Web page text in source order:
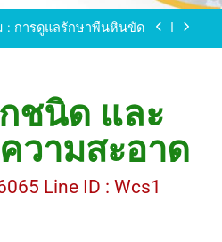
: การดูแลรักษาพื้นหินขัด
อบต.แหลมบัวนครปฐม
ไลน์ WCS1
: การดูแลรักษาพื้นหินขัด
ชนิด และ
วามสะอาด
Line ID : Wcs1